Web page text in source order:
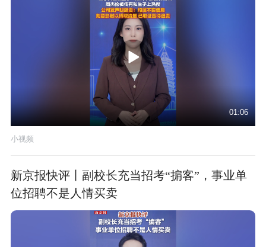
01:06
小视频
新京报快评丨副校长充当招考“掮客”，事业单
位招聘不是人情买卖